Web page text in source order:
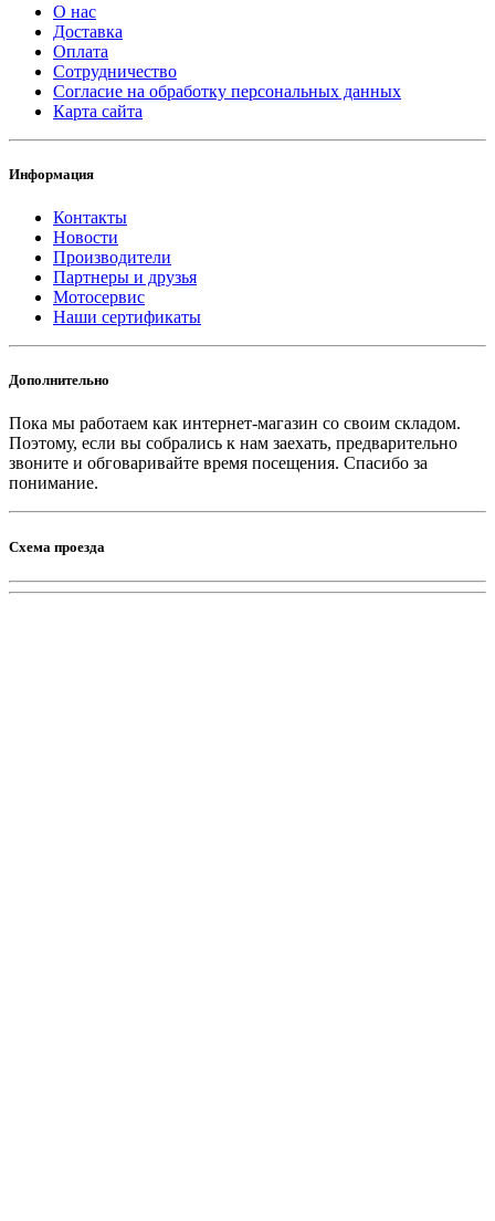
О нас
Доставка
Оплата
Сотрудничество
Согласие на обработку персональных данных
Карта сайта
Информация
Контакты
Новости
Производители
Партнеры и друзья
Мотосервис
Наши сертификаты
Дополнительно
Пока мы работаем как интернет-магазин со своим складом.
Поэтому, если вы собрались к нам заехать, предварительно
звоните и обговаривайте время посещения. Спасибо за
понимание.
Схема проезда